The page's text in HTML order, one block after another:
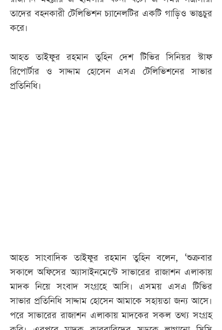
তাদের বহনকারী টেলিভিশন চ্যানেলটির একটি গাড়িও ভাঙচুর
করে।
আহত তাইফুর রহমান তুহিন দেশ টিভির সিনিয়র স্টাফ
রিপোর্টার ও সাদ্দাম হোসেন এসএ টেলিভিশনের সাভার
প্রতিনিধি।
আহত সাংবাদিক তাইফুর রহমান তুহিন বলেন, ‘শুক্রবার
সকালে অফিসের অ্যাসাইনমেন্টে সাভারের রাজাশন এলাকায়
মাদক নিয়ে সংবাদ সংগ্রহে আসি। এসময় এসএ টিভির
সাভার প্রতিনিধি সাদ্দাম হোসেন আমাকে সহায়তা জন্য আসে।
পরে সাভারের রাজাশন এলাকায় মাদকের সকল তথ্য সংগ্রহ